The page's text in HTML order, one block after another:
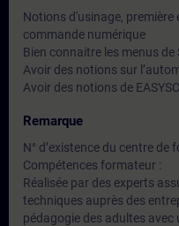
Notions d'usinage,
commande numérique
Bien connaitre les menus de
Avoir des notions sur
Avoir des notions de
Remarque
N° d’existence du centre
Compétences formateur :
Réalisée par des experts
techniques auprès des
pédagogie des adultes